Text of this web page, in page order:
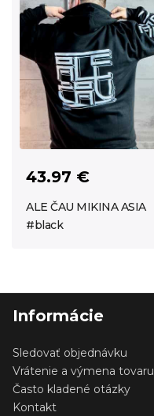
43.97 €
ALE ČAU MIKINA ASIA
#black
Informácie
Sledovať objednávku
Vrátenie a výmena tovaru
Často kladené otázky
Kontakt